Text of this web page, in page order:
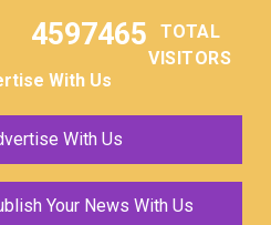
4597465
TOTAL
VISITORS
With Us
With Us
Your News With Us